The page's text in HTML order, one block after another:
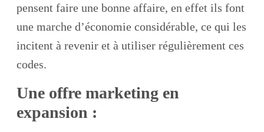
pensent faire une bonne affaire, en effet ils font
une marche d’économie considérable, ce qui les
incitent à revenir et à utiliser régulièrement ces
codes.
Une offre marketing en
expansion :